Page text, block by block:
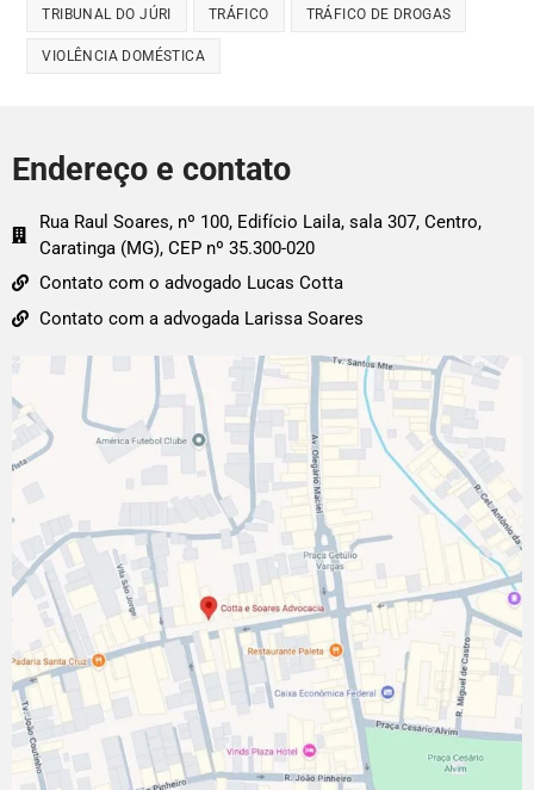
TRIBUNAL DO JÚRI TRÁFICO TRÁFICO DE DROGAS
VIOLÊNCIA DOMÉSTICA
Endereço e contato
Rua Raul Soares, nº 100, Edifício Laila, sala 307, Centro,
Caratinga (MG), CEP nº 35.300-020
Contato com o advogado Lucas Cotta
Contato com a advogada Larissa Soares